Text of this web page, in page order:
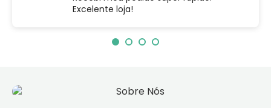
Excelente loja!